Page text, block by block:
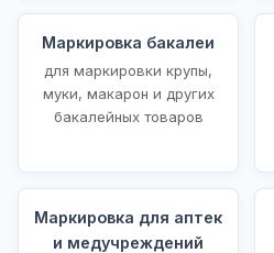
Маркировка бакалеи
для маркировки крупы,
муки, макарон и других
бакалейных товаров
Маркировка для аптек
и медучреждений